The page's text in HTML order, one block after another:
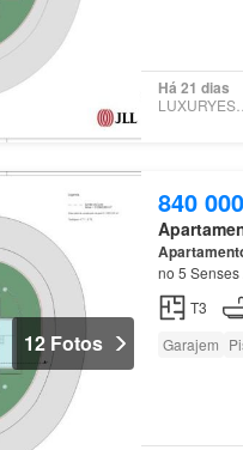
Há 21 dias
12 Fotos
840
no 5 Senses
T3
Garajem